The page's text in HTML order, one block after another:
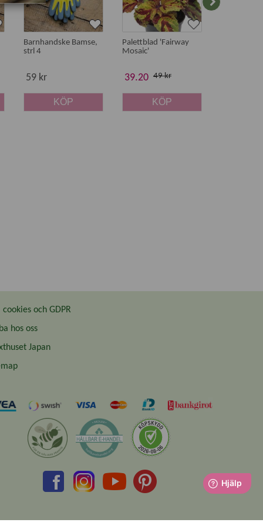
Barnhandske Bamse,
strl 4
59 kr
KÖP
Palettblad 'Fairway
Mosaic'
39.20 49 kr
KÖP
och GDPR
hos oss
Japan